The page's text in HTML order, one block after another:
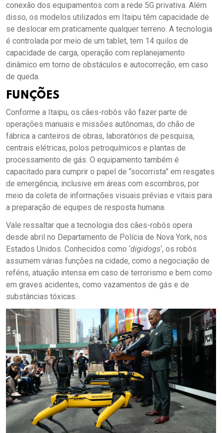
conexão dos equipamentos com a rede 5G privativa. Além
disso, os modelos utilizados em Itaipu têm capacidade de
se deslocar em praticamente qualquer terreno. A tecnologia
é controlada por meio de um tablet, tem 14 quilos de
capacidade de carga, operação com replanejamento
dinâmico em torno de obstáculos e autocorreção, em caso
de queda.
FUNÇÕES
Conforme a Itaipu, os cães-robôs vão fazer parte de
operações manuais e missões autônomas, do chão de
fábrica a canteiros de obras, laboratórios de pesquisa,
centrais elétricas, polos petroquímicos e plantas de
processamento de gás. O equipamento também é
capacitado para cumprir o papel de “socorrista” em resgates
de emergência, inclusive em áreas com escombros, por
meio da coleta de informações visuais prévias e vitais para
a preparação de equipes de resposta humana.
Vale ressaltar que a tecnologia dos cães-robôs opera
desde abril no Departamento de Polícia de Nova York, nos
Estados Unidos. Conhecidos como ‘digidogs‘, os robôs
assumem várias funções na cidade, como a negociação de
reféns, atuação intensa em caso de terrorismo e bem como
em graves acidentes, como vazamentos de gás e de
substâncias tóxicas.